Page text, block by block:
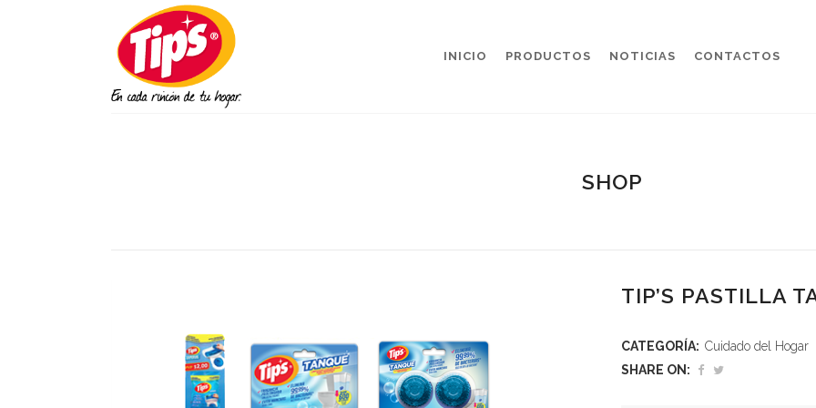
INICIO PRODUCTOS NOTICIAS CONTACTOS
SHOP
TIP’S PASTILLA
CATEGORÍA: Cuidado del Hogar
SHARE ON: